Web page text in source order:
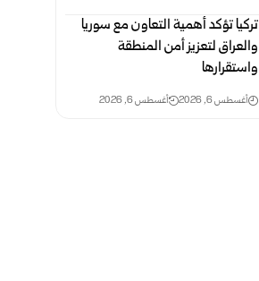
تركيا تؤكد أهمية التعاون مع سوريا
والعراق لتعزيز أمن المنطقة
واستقرارها
أغسطس 6, 2026 أغسطس 6, 2026